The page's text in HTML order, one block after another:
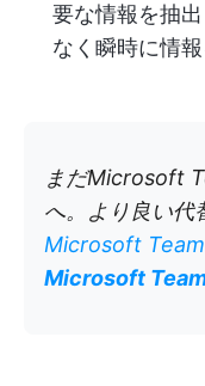
要な情報を抽
なく瞬時に情
まだMicrosoft
へ。より良い代
Microsoft
Microsoft